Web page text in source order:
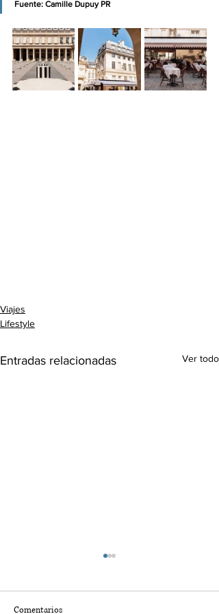
Fuente: Camille Dupuy PR
Viajes
Lifestyle
Entradas relacionadas Ver todo
Comentarios